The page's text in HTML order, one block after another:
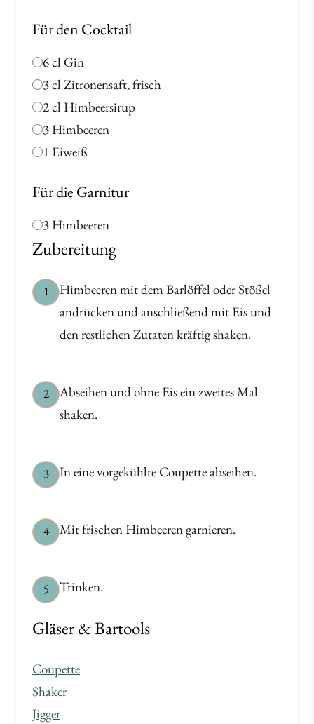
Für den Cocktail
6 cl Gin
3 cl Zitronensaft, frisch
2 cl Himbeersirup
3 Himbeeren
1 Eiweiß
Für die Garnitur
3 Himbeeren
Zubereitung
1
Himbeeren mit dem Barlöffel oder Stößel
andrücken und anschließend mit Eis und
den restlichen Zutaten kräftig shaken.
2
Abseihen und ohne Eis ein zweites Mal
shaken.
3 In eine vorgekühlte Coupette abseihen.
4 Mit frischen Himbeeren garnieren.
5 Trinken.
Gläser & Bartools
Coupette
Shaker
Jigger